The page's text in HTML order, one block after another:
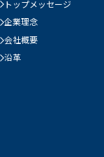
トップメッセージ
企業理念
会社概要
沿革